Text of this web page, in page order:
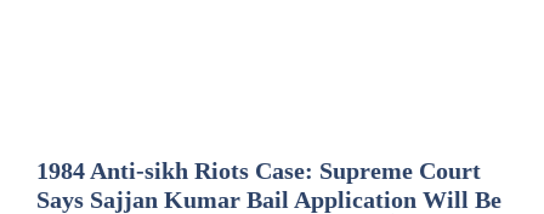
1984 Anti-sikh Riots Case: Supreme Court
Says Sajjan Kumar Bail Application Will Be